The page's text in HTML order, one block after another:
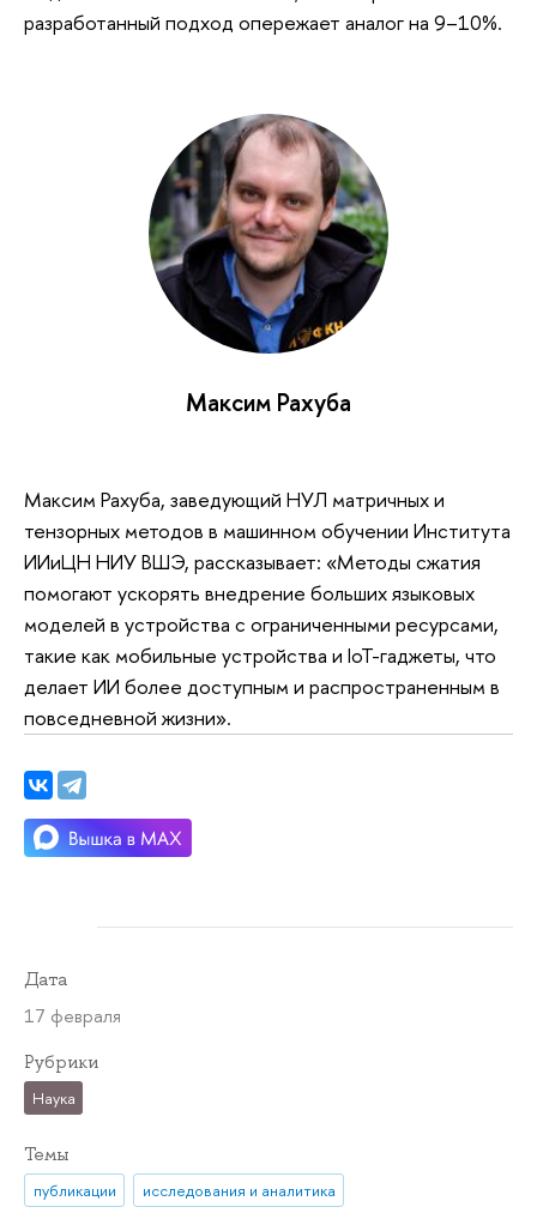
разработанный подход опережает аналог на 9–10%.
Максим Рахуба
Максим Рахуба, заведующий НУЛ матричных и
тензорных методов в машинном обучении Института
ИИиЦН НИУ ВШЭ, рассказывает: «Методы сжатия
помогают ускорять внедрение больших языковых
моделей в устройства с ограниченными ресурсами,
такие как мобильные устройства и IoT-гаджеты, что
делает ИИ более доступным и распространенным в
повседневной жизни».
Дата
17 февраля
Рубрики
Наука
Темы
публикации
исследования и аналитика